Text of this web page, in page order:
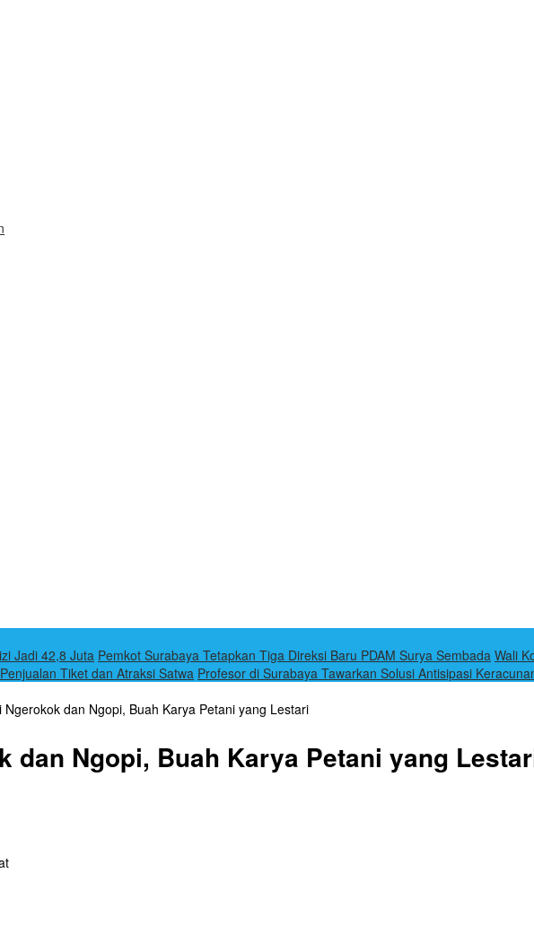
Jadi 42,8 Juta Pemkot Surabaya Tetapkan Tiga Direksi Baru PDAM Surya Sembada Wali
Tiket dan Atraksi Satwa Profesor di Surabaya Tawarkan Solusi Antisipasi
Ngerokok dan Ngopi, Buah Karya Petani yang Lestari
dan Ngopi, Buah Karya Petani yang